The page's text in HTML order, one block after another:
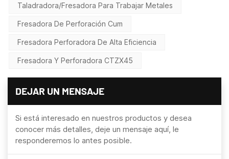
Taladradora/fresadora Para Trabajar Metales
Fresadora De Perforación Cum
Fresadora Perforadora De Alta Eficiencia
Fresadora Y Perforadora CTZX45
DEJAR UN MENSAJE
Si está interesado en nuestros productos y desea
conocer más detalles, deje un mensaje aquí, le
responderemos lo antes posible.